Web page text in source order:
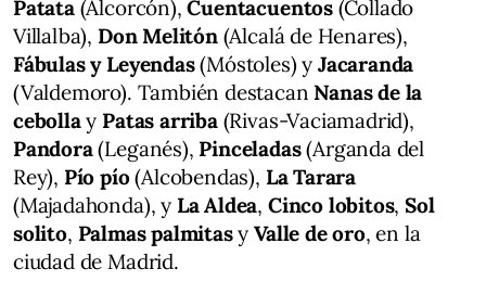
Patata(Alcorcón),Cuentacuentos(Collado
Villalba), Don Melitón(Alcalá de Henares),
Fábulas y Leyendas(Móstoles) y Jacaranda
(Valdemoro). También destacanNanas de la
cebollay Patas arriba(Rivas-Vaciamadrid),
Pandora(Leganés), Pinceladas(Arganda del
Rey), Pío pío(Alcobendas), La Tarara
(Majadahonda), y La Aldea, Cinco lobitos,Sol
solito, Palmas palmitasyValle de oro, en la
ciudad de Madrid.